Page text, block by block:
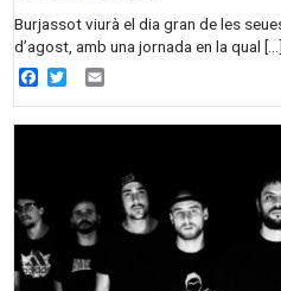
Burjassot viurà el dia gran de les
d’agost, amb una jornada en la qual […]
Facebook
Twitter